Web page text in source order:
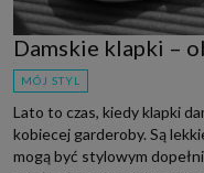
Damskie klapki –
MÓJ STYL
Lato to czas, kiedy klapki
kobiecej garderoby. Są
mogą być stylowym